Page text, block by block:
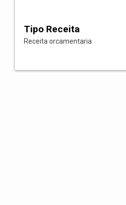
Tipo Receita
Receita orcamentaria